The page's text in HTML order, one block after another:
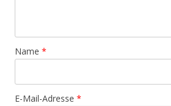
Name *
E-Mail-Adresse *